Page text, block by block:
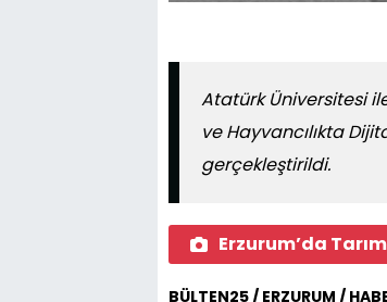
Atatürk Üniversitesi
ve Hayvancılıkta
gerçekleştirildi.
Erzurum’da
BÜLTEN25 / ERZURUM /